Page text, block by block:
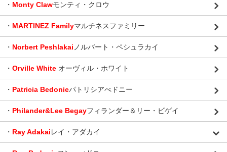
・ Monty Clawモンティ・クロウ
・ MARTINEZ Familyマルチネスファミリー
・ Norbert Peshlakai ノルバート・ペシュラカイ
・ Orville White オーヴィル・ホワイト
・ Patricia Bedonieパトリシアべドニー
・ Philander&Lee Begayフィランダー＆リー・ビゲイ
・ Ray Adakaiレイ・アダカイ